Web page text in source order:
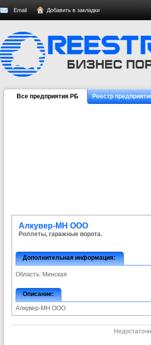
Email Добавить в закладки
Все предприятия РБ Реестр
Алкувер-МН ООО
Роллеты, гаражные ворота.
Дополнительная информация:
Область: Минская
Описание:
Алкувер-МН ООО